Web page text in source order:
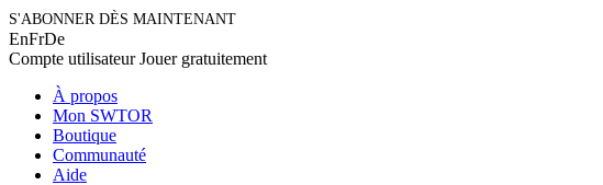
S'ABONNER DÈS MAINTENANT
EnFrDe
Compte utilisateurJouer gratuitement
À propos
Mon SWTOR
Boutique
Communauté
Aide